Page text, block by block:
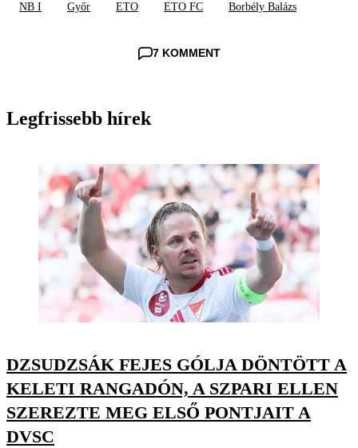
NB I Győr ETO ETO FC Borbély Balázs
7 KOMMENT
Legfrissebb hírek
DZSUDZSÁK FEJES GÓLJA DÖNTÖTT A
KELETI RANGADÓN, A SZPARI ELLEN
SZEREZTE MEG ELSŐ PONTJAIT A
DVSC